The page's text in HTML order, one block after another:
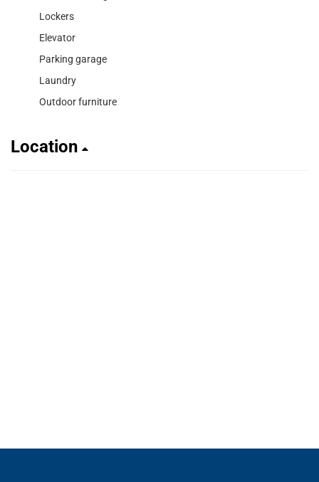
Lockers
Elevator
Parking garage
Laundry
Outdoor furniture
Location